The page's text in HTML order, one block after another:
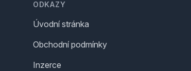
ODKAZY
Úvodní stránka
Obchodní podmínky
Inzerce